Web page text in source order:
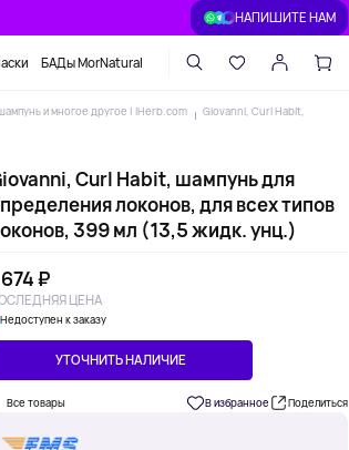
НАПИШИТЕ НАМ
БАДы MorNatural
и многое другое | iHerb.com
Giovanni, Curl Habit,
Curl Habit, шампунь для
локонов, для всех типов
399 мл (13,5 жидк. унц.)
674 ₽
ЦЕНА
Недоступен к заказу
УТОЧНИТЬ НАЛИЧИЕ
Все товары В избранное Поделиться